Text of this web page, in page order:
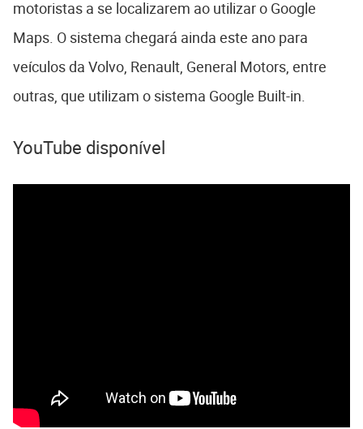
motoristas a se localizarem ao utilizar o Google
Maps. O sistema chegará ainda este ano para
veículos da Volvo, Renault, General Motors, entre
outras, que utilizam o sistema Google Built-in.
YouTube disponível